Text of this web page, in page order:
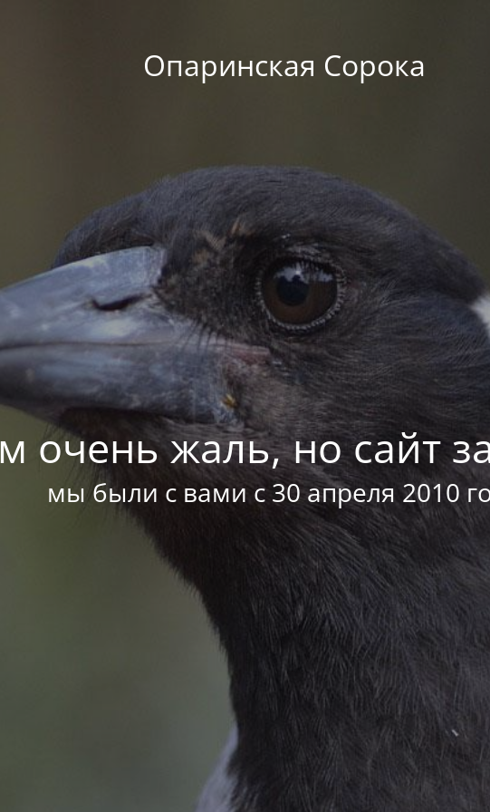
Опаринская Сорока
очень жаль, но сайт
мы были с вами с 30 апреля 2010